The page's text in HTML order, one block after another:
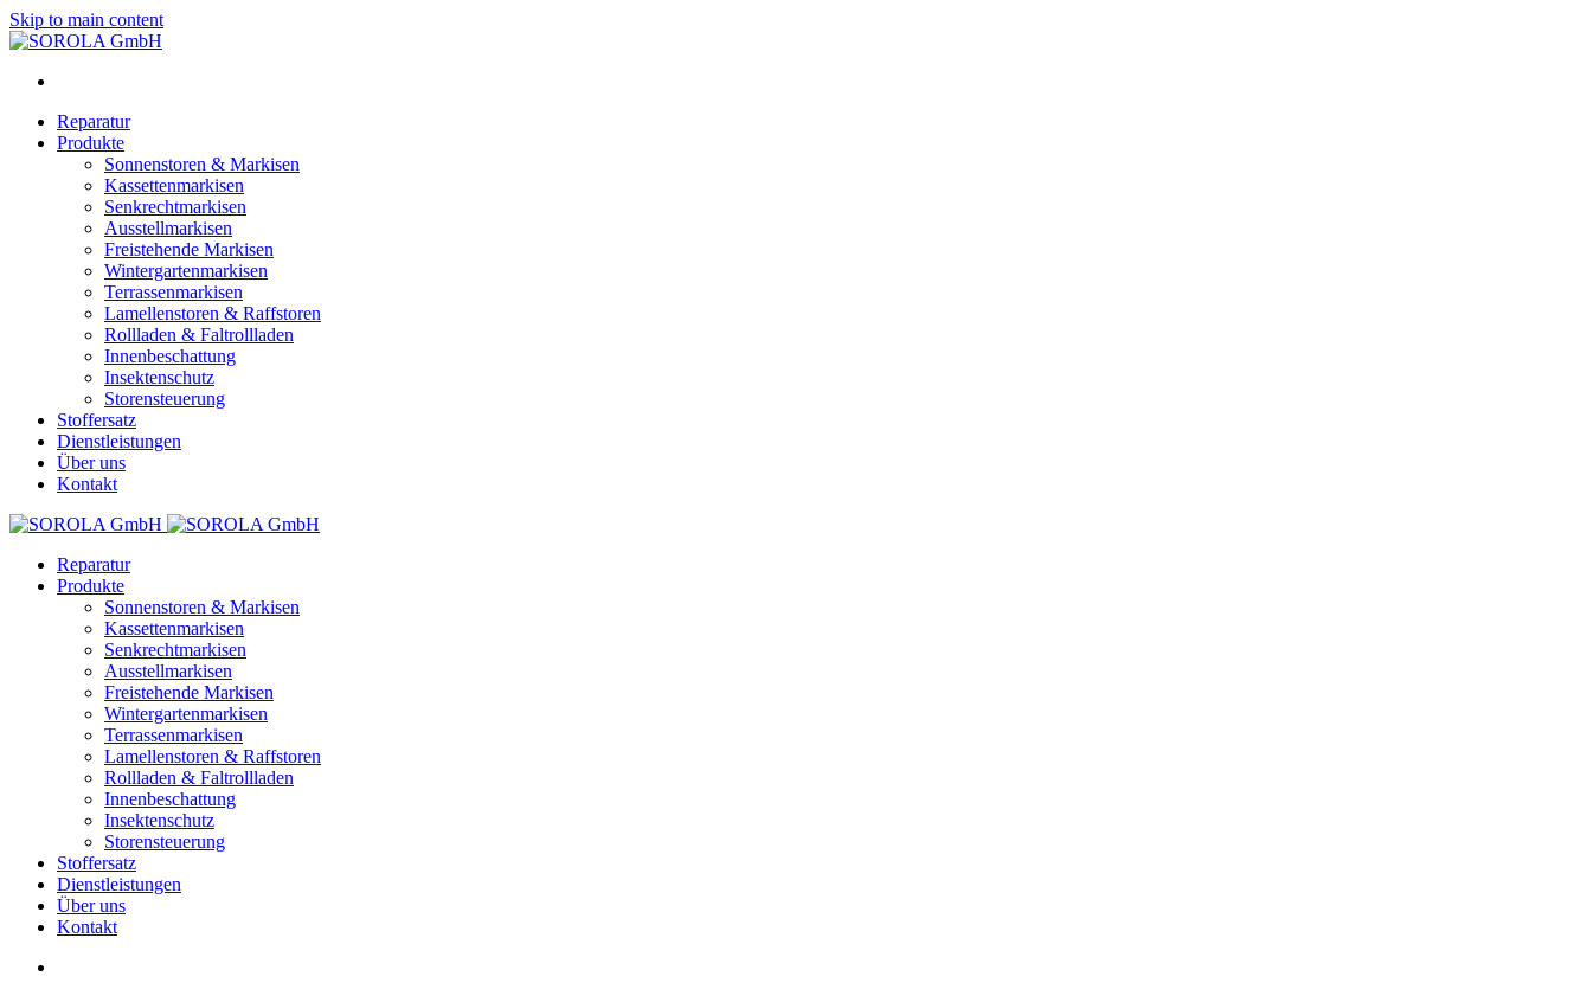
Skip to main content
Reparatur
Produkte
Sonnenstoren & Markisen
Kassettenmarkisen
Senkrechtmarkisen
Ausstellmarkisen
Freistehende Markisen
Wintergartenmarkisen
Terrassenmarkisen
Lamellenstoren & Raffstoren
Rollladen & Faltrollladen
Innenbeschattung
Insektenschutz
Storensteuerung
Stoffersatz
Dienstleistungen
Über uns
Kontakt
Reparatur
Produkte
Sonnenstoren & Markisen
Kassettenmarkisen
Senkrechtmarkisen
Ausstellmarkisen
Freistehende Markisen
Wintergartenmarkisen
Terrassenmarkisen
Lamellenstoren & Raffstoren
Rollladen & Faltrollladen
Innenbeschattung
Insektenschutz
Storensteuerung
Stoffersatz
Dienstleistungen
Über uns
Kontakt